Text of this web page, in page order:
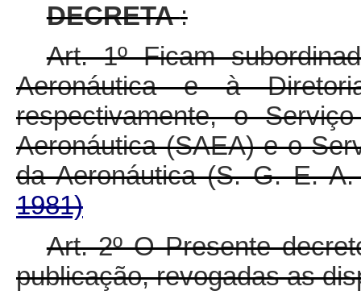
DECRETA:
Art. 1º Ficam
Aeronáutica e à
respectivamente, o
Aeronáutica (SAEA) e o
da Aeronáutica (S. G. E.
1981)
Art. 2º O Presente
publicação, revogadas as